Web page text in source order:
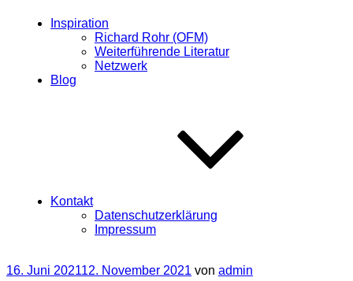
Inspiration
Richard Rohr (OFM)
Weiterführende Literatur
Netzwerk
Blog
Kontakt
Datenschutzerklärung
Impressum
Veröffentlicht
16. Juni 202112. November 2021 von admin